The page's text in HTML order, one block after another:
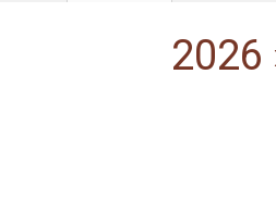
2026